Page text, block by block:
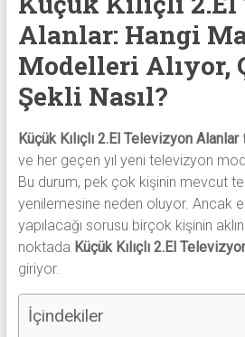
alanlar
adresten
alım
yapıyor
Alanlar: Hangi
Modelleri Alıyor,
Şekli Nasıl?
Küçük Kılıçlı 2.El Televizyon Alanlar
ve her geçen yıl yeni televizyon
Bu durum, pek çok kişinin mevcut
yenilemesine neden oluyor. Ancak
yapılacağı sorusu birçok kişinin
noktada Küçük Kılıçlı 2.El
giriyor.
İçindekiler